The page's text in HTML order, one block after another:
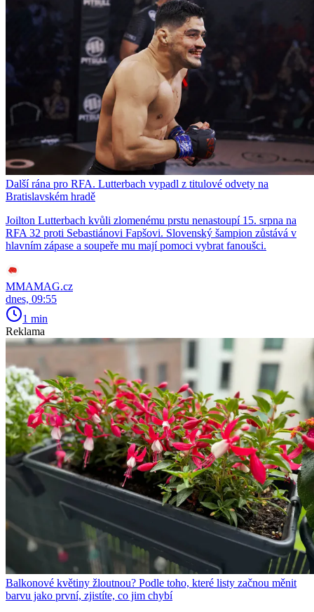
Další rána pro RFA. Lutterbach vypadl z titulové odvety na
Bratislavském hradě
Joilton Lutterbach kvůli zlomenému prstu nenastoupí 15. srpna na
RFA 32 proti Sebastiánovi Fapšovi. Slovenský šampion zůstává v
hlavním zápase a soupeře mu mají pomoci vybrat fanoušci.
MMAMAG.cz
dnes, 09:55
1 min
Reklama
Balkonové květiny žloutnou? Podle toho, které listy začnou měnit
barvu jako první, zjistíte, co jim chybí